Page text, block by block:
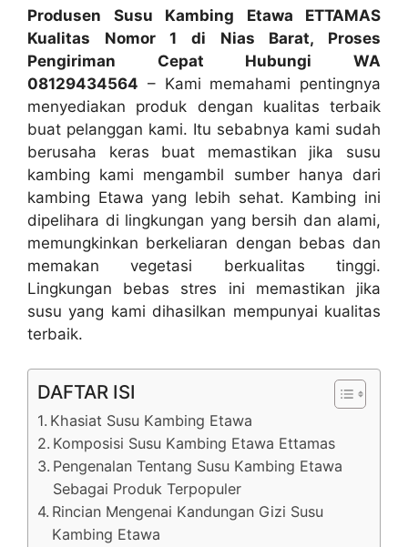
Produsen Susu Kambing Etawa ETTAMAS
Kualitas Nomor 1 di Nias Barat, Proses
Pengiriman Cepat Hubungi WA
08129434564 – Kami memahami pentingnya
menyediakan produk dengan kualitas terbaik
buat pelanggan kami. Itu sebabnya kami sudah
berusaha keras buat memastikan jika susu
kambing kami mengambil sumber hanya dari
kambing Etawa yang lebih sehat. Kambing ini
dipelihara di lingkungan yang bersih dan alami,
memungkinkan berkeliaran dengan bebas dan
memakan vegetasi berkualitas tinggi.
Lingkungan bebas stres ini memastikan jika
susu yang kami dihasilkan mempunyai kualitas
terbaik.
DAFTAR ISI
Khasiat Susu Kambing Etawa
Komposisi Susu Kambing Etawa Ettamas
Pengenalan Tentang Susu Kambing Etawa
Sebagai Produk Terpopuler
Rincian Mengenai Kandungan Gizi Susu
Kambing Etawa